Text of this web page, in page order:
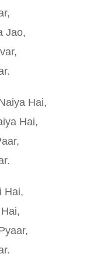
Jao,
Hai,
Hai,
Hai,